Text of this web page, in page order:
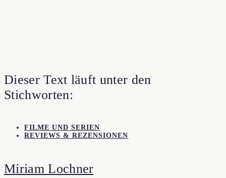
Dieser Text läuft unter den
Stichworten:
FILME UND SERIEN
REVIEWS & REZENSIONEN
Miriam Lochner